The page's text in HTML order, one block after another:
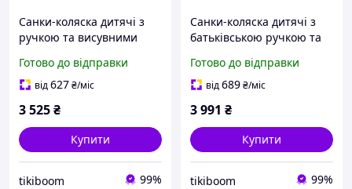
Санки-коляска дитячі з
ручкою та висувними
рожеві (Патріот)
Готово до відправки
від627₴/міс
3 525₴
Купити
tikiboom 99%
Санки-коляска дитячі з
батьківською ручкою та
складані, малинові (Санки
4)
Готово до відправки
від689₴/міс
3 991 ₴
Купити
tikiboom 99%